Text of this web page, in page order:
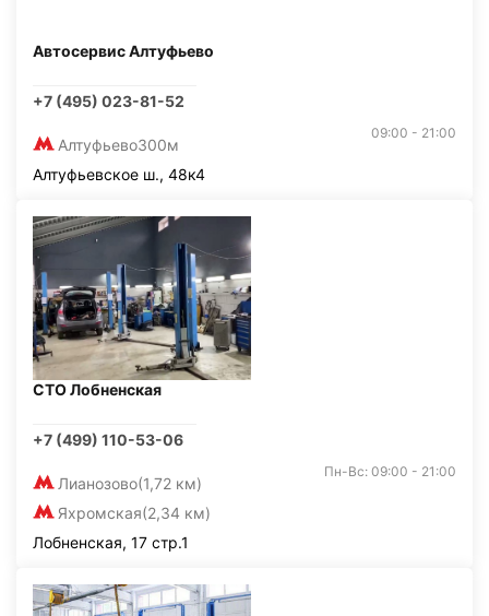
Автосервис Алтуфьево
+7 (495) 023-81-52
Алтуфьево300м
09:00 - 21:00
Алтуфьевское ш., 48к4
СТО Лобненская
+7 (499) 110-53-06
Лианозово(1,72 км)
Яхромская(2,34 км)
Пн-Вс: 09:00 - 21:00
Лобненская, 17 стр.1